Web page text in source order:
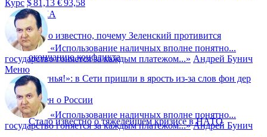
ЦСКА
Стало известно, почему Зеленский противится
окончанию конфликта
«Лгунья!»: в Сети пришли в ярость из-за слов фон дер
Ляйен о России
Стало известно о тяжелейшем кризисе в НАТО
Курс $81,13 €93,58
«Использование наличных вполне понятно...
государство гоняется за каждым платежом...» Андрей Бунич
Меню
«Использование наличных вполне понятно...
государство гоняется за каждым платежом...» Андрей Бунич